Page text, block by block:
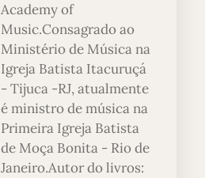
Academy of
Music.Consagrado ao
Ministério de Música na
Igreja Batista Itacuruçá
- Tijuca -RJ, atualmente
é ministro de música na
Primeira Igreja Batista
de Moça Bonita - Rio de
Janeiro.Autor do livros: